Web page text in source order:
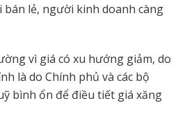
lẻ, người kinh doanh càng
vì giá có xu hướng giảm, do
là do Chính phủ và các bộ
bình ổn để điều tiết giá xăng